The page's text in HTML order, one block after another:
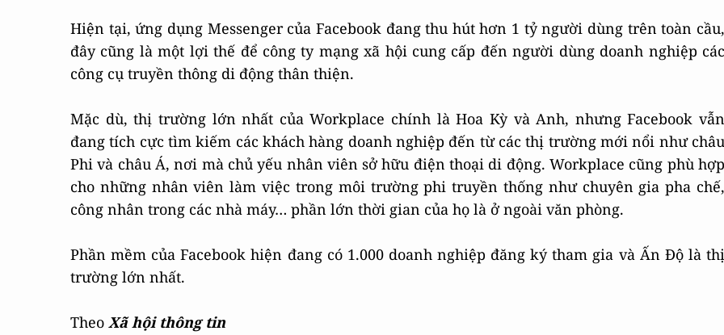
Hiện tại, ứng dụng Messenger của Facebook đang thu hút hơn 1 tỷ người dùng trên toàn cầu,
đây cũng là một lợi thế để công ty mạng xã hội cung cấp đến người dùng doanh nghiệp các
công cụ truyền thông di động thân thiện.
Mặc dù, thị trường lớn nhất của Workplace chính là Hoa Kỳ và Anh, nhưng Facebook vẫn
đang tích cực tìm kiếm các khách hàng doanh nghiệp đến từ các thị trường mới nổi như châu
Phi và châu Á, nơi mà chủ yếu nhân viên sở hữu điện thoại di động. Workplace cũng phù hợp
cho những nhân viên làm việc trong môi trường phi truyền thống như chuyên gia pha chế,
công nhân trong các nhà máy… phần lớn thời gian của họ là ở ngoài văn phòng.
Phần mềm của Facebook hiện đang có 1.000 doanh nghiệp đăng ký tham gia và Ấn Độ là thị
trường lớn nhất.
Theo Xã hội thông tin